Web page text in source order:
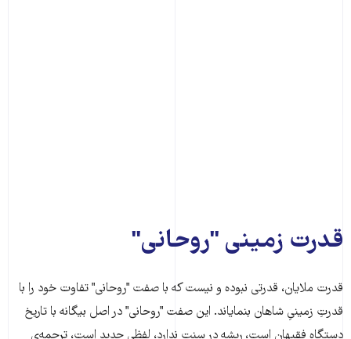
قدرت زمینی "روحانی"
قدرت ملایان، قدرتی نبوده و نیست که با صفت "روحانی" تفاوت خود را با
قدرتِ زمینیِ شاهان بنمایاند. این صفت "روحانی" در اصل بیگانه با تاریخ